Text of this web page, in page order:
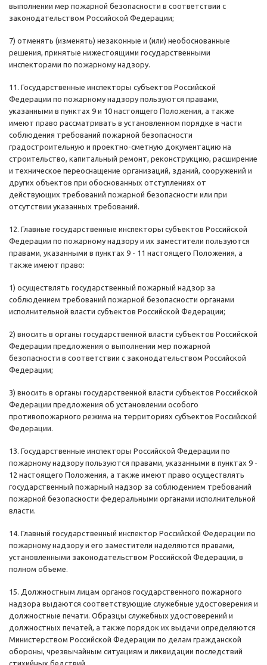
выполнении мер пожарной безопасности в соответствии с
законодательством Российской Федерации;
7) отменять (изменять) незаконные и (или) необоснованные
решения, принятые нижестоящими государственными
инспекторами по пожарному надзору.
11. Государственные инспекторы субъектов Российской
Федерации по пожарному надзору пользуются правами,
указанными в пунктах 9 и 10 настоящего Положения, а также
имеют право рассматривать в установленном порядке в части
соблюдения требований пожарной безопасности
градостроительную и проектно-сметную документацию на
строительство, капитальный ремонт, реконструкцию, расширение
и техническое переоснащение организаций, зданий, сооружений и
других объектов при обоснованных отступлениях от
действующих требований пожарной безопасности или при
отсутствии указанных требований.
12. Главные государственные инспекторы субъектов Российской
Федерации по пожарному надзору и их заместители пользуются
правами, указанными в пунктах 9 - 11 настоящего Положения, а
также имеют право:
1) осуществлять государственный пожарный надзор за
соблюдением требований пожарной безопасности органами
исполнительной власти субъектов Российской Федерации;
2) вносить в органы государственной власти субъектов Российской
Федерации предложения о выполнении мер пожарной
безопасности в соответствии с законодательством Российской
Федерации;
3) вносить в органы государственной власти субъектов Российской
Федерации предложения об установлении особого
противопожарного режима на территориях субъектов Российской
Федерации.
13. Государственные инспекторы Российской Федерации по
пожарному надзору пользуются правами, указанными в пунктах 9 -
12 настоящего Положения, а также имеют право осуществлять
государственный пожарный надзор за соблюдением требований
пожарной безопасности федеральными органами исполнительной
власти.
14. Главный государственный инспектор Российской Федерации по
пожарному надзору и его заместители наделяются правами,
установленными законодательством Российской Федерации, в
полном объеме.
15. Должностным лицам органов государственного пожарного
надзора выдаются соответствующие служебные удостоверения и
должностные печати. Образцы служебных удостоверений и
должностных печатей, а также порядок их выдачи определяются
Министерством Российской Федерации по делам гражданской
обороны, чрезвычайным ситуациям и ликвидации последствий